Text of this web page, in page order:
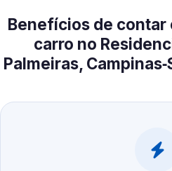
Benefícios de contar
carro no
Palmeiras,